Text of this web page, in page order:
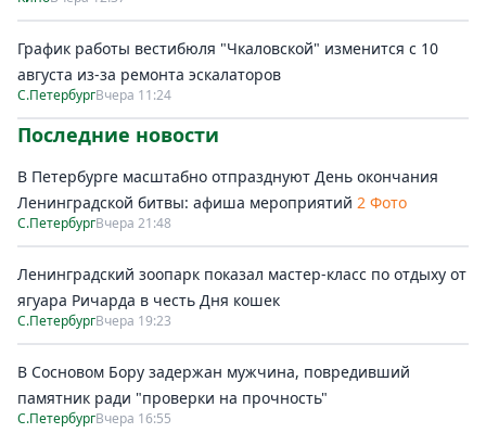
График работы вестибюля "Чкаловской" изменится с 10
августа из-за ремонта эскалаторов
С.ПетербургВчера 11:24
Последние новости
В Петербурге масштабно отпразднуют День окончания
Ленинградской битвы: афиша мероприятий 2 Фото
С.ПетербургВчера 21:48
Ленинградский зоопарк показал мастер-класс по отдыху от
ягуара Ричарда в честь Дня кошек
С.ПетербургВчера 19:23
В Сосновом Бору задержан мужчина, повредивший
памятник ради "проверки на прочность"
С.ПетербургВчера 16:55